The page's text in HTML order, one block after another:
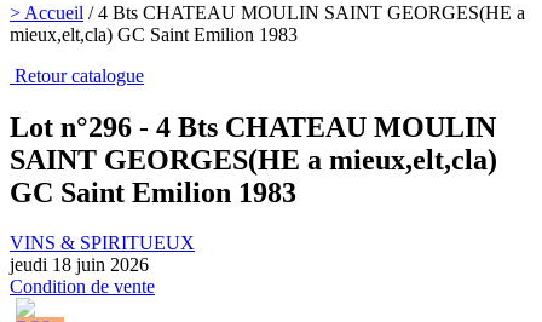
> Accueil /4 Bts CHATEAU MOULIN SAINT GEORGES(HE a
mieux,elt,cla) GC Saint Emilion 1983
Retour catalogue
Lot n°296 - 4 Bts CHATEAU MOULIN
SAINT GEORGES(HE a mieux,elt,cla)
GC Saint Emilion 1983
VINS & SPIRITUEUX
jeudi 18 juin 2026
Condition de vente